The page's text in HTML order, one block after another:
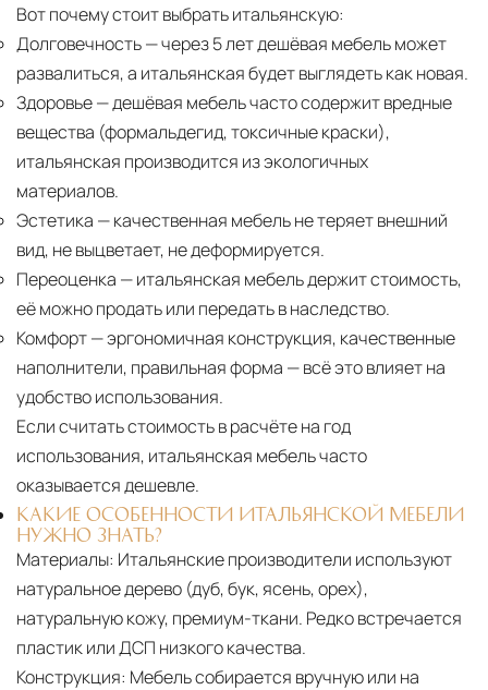
Вот почему стоит выбрать итальянскую:
Долговечность— через 5 лет дешёвая мебель может
развалиться, а итальянская будет выглядеть как новая.
Здоровье— дешёвая мебель часто содержит вредные
вещества (формальдегид, токсичные краски),
итальянская производится из экологичных
материалов.
Эстетика — качественная мебель не теряет внешний
вид, не выцветает, не деформируется.
Переоценка — итальянская мебель держит стоимость,
её можно продать или передать в наследство.
Комфорт— эргономичная конструкция, качественные
наполнители, правильная форма — всё это влияет на
удобство использования.
Если считать стоимость в расчёте на год
использования, итальянская мебель часто
оказывается дешевле.
КАКИЕ ОСОБЕННОСТИ ИТАЛЬЯНСКОЙ МЕБЕЛИ
НУЖНО ЗНАТЬ?
Материалы: Итальянские производители используют
натуральное дерево (дуб, бук, ясень, орех),
натуральную кожу, премиум-ткани. Редко встречается
пластик или ДСП низкого качества.
Конструкция: Мебель собирается вручную или на